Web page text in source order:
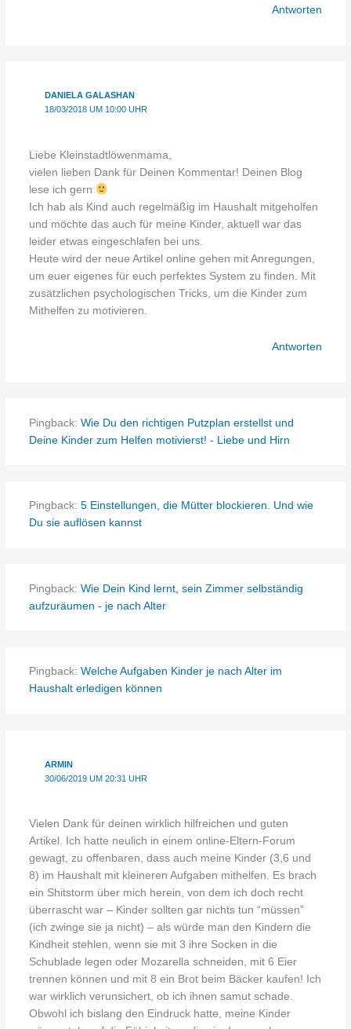
Antworten
DANIELA GALASHAN
18/03/2018 UM 10:00 UHR
Liebe Kleinstadtlöwenmama,
vielen lieben Dank für Deinen Kommentar! Deinen Blog
lese ich gern
Ich hab als Kind auch regelmäßig im Haushalt mitgeholfen
und möchte das auch für meine Kinder, aktuell war das
leider etwas eingeschlafen bei uns.
Heute wird der neue Artikel online gehen mit Anregungen,
um euer eigenes für euch perfektes System zu finden. Mit
zusätzlichen psychologischen Tricks, um die Kinder zum
Mithelfen zu motivieren.
Antworten
Pingback: Wie Du den richtigen Putzplan erstellst und
Deine Kinder zum Helfen motivierst! - Liebe und Hirn
Pingback: 5 Einstellungen, die Mütter blockieren. Und wie
Du sie auflösen kannst
Pingback: Wie Dein Kind lernt, sein Zimmer selbständig
aufzuräumen - je nach Alter
Pingback: Welche Aufgaben Kinder je nach Alter im
Haushalt erledigen können
ARMIN
30/06/2019 UM 20:31 UHR
Vielen Dank für deinen wirklich hilfreichen und guten
Artikel. Ich hatte neulich in einem online-Eltern-Forum
gewagt, zu offenbaren, dass auch meine Kinder (3,6 und
8) im Haushalt mit kleineren Aufgaben mithelfen. Es brach
ein Shitstorm über mich herein, von dem ich doch recht
überrascht war – Kinder sollten gar nichts tun “müssen”
(ich zwinge sie ja nicht) – als würde man den Kindern die
Kindheit stehlen, wenn sie mit 3 ihre Socken in die
Schublade legen oder Mozarella schneiden, mit 6 Eier
trennen können und mit 8 ein Brot beim Bäcker kaufen! Ich
war wirklich verunsichert, ob ich ihnen samut schade.
Obwohl ich bislang den Eindruck hatte, meine Kinder